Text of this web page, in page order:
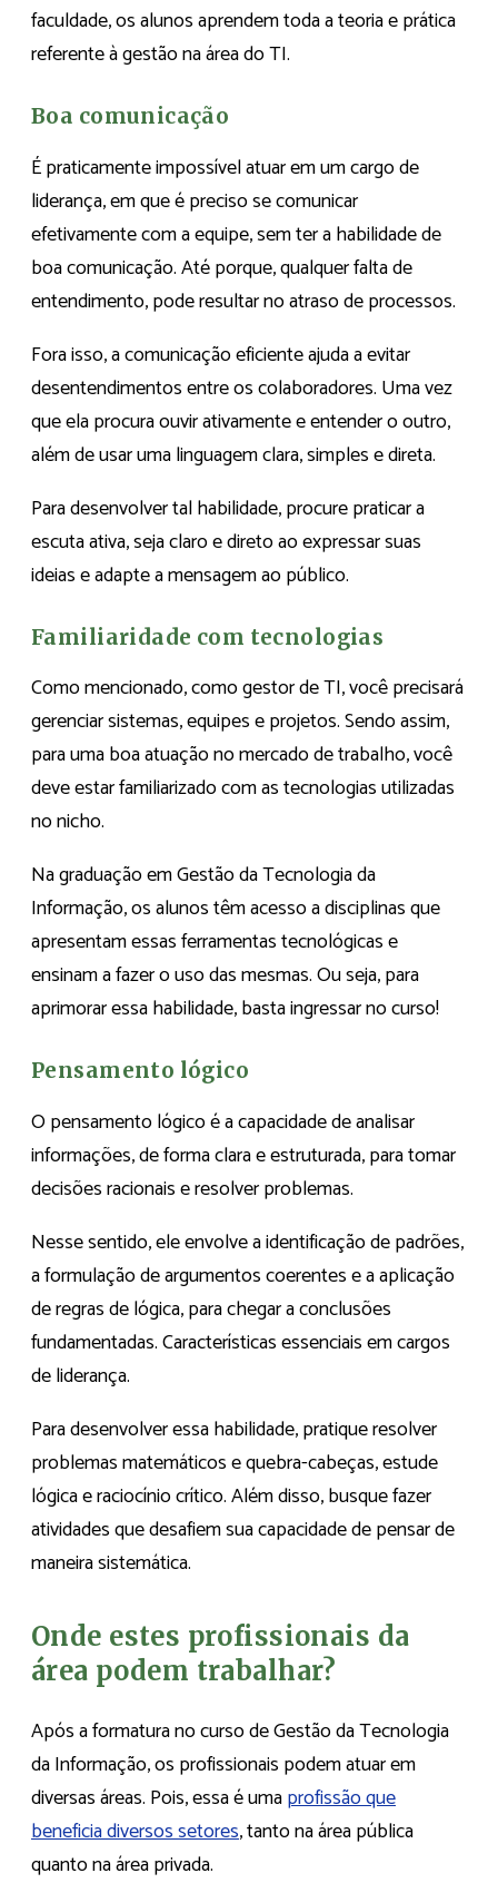
faculdade, os alunos aprendem toda a teoria e prática
referente à gestão na área do TI.
Boa comunicação
É praticamente impossível atuar em um cargo de
liderança, em que é preciso se comunicar
efetivamente com a equipe, sem ter a habilidade de
boa comunicação. Até porque, qualquer falta de
entendimento, pode resultar no atraso de processos.
Fora isso, a comunicação eficiente ajuda a evitar
desentendimentos entre os colaboradores. Uma vez
que ela procura ouvir ativamente e entender o outro,
além de usar uma linguagem clara, simples e direta.
Para desenvolver tal habilidade, procure praticar a
escuta ativa, seja claro e direto ao expressar suas
ideias e adapte a mensagem ao público.
Familiaridade com tecnologias
Como mencionado, como gestor de TI, você precisará
gerenciar sistemas, equipes e projetos. Sendo assim,
para uma boa atuação no mercado de trabalho, você
deve estar familiarizado com as tecnologias utilizadas
no nicho.
Na graduação em Gestão da Tecnologia da
Informação, os alunos têm acesso a disciplinas que
apresentam essas ferramentas tecnológicas e
ensinam a fazer o uso das mesmas. Ou seja, para
aprimorar essa habilidade, basta ingressar no curso!
Pensamento lógico
O pensamento lógico é a capacidade de analisar
informações, de forma clara e estruturada, para tomar
decisões racionais e resolver problemas.
Nesse sentido, ele envolve a identificação de padrões,
a formulação de argumentos coerentes e a aplicação
de regras de lógica, para chegar a conclusões
fundamentadas. Características essenciais em cargos
de liderança.
Para desenvolver essa habilidade, pratique resolver
problemas matemáticos e quebra-cabeças, estude
lógica e raciocínio crítico. Além disso, busque fazer
atividades que desafiem sua capacidade de pensar de
maneira sistemática.
Onde estes profissionais da
área podem trabalhar?
Após a formatura no curso de Gestão da Tecnologia
da Informação, os profissionais podem atuar em
diversas áreas. Pois, essa é umaprofissão que
beneficia diversos setores, tanto na área pública
quanto na área privada.